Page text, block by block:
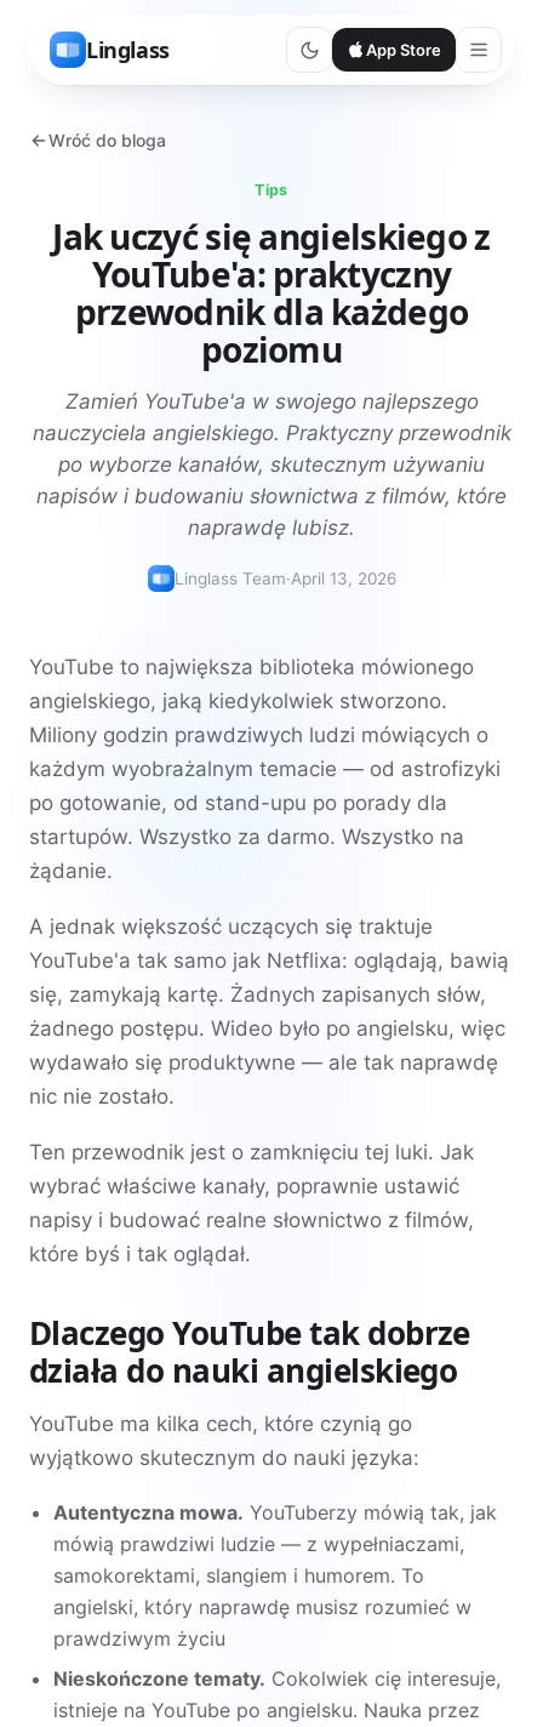
Linglass App Store
Wróć do bloga
Tips
Jak uczyć się angielskiego z
YouTube'a: praktyczny
przewodnik dla każdego
poziomu
Zamień YouTube'a w swojego najlepszego
nauczyciela angielskiego. Praktyczny przewodnik
po wyborze kanałów, skutecznym używaniu
napisów i budowaniu słownictwa z filmów, które
naprawdę lubisz.
Linglass Team·April 13, 2026
YouTube to największa biblioteka mówionego
angielskiego, jaką kiedykolwiek stworzono.
Miliony godzin prawdziwych ludzi mówiących o
każdym wyobrażalnym temacie — od astrofizyki
po gotowanie, od stand-upu po porady dla
startupów. Wszystko za darmo. Wszystko na
żądanie.
A jednak większość uczących się traktuje
YouTube'a tak samo jak Netflixa: oglądają, bawią
się, zamykają kartę. Żadnych zapisanych słów,
żadnego postępu. Wideo było po angielsku, więc
wydawało się produktywne — ale tak naprawdę
nic nie zostało.
Ten przewodnik jest o zamknięciu tej luki. Jak
wybrać właściwe kanały, poprawnie ustawić
napisy i budować realne słownictwo z filmów,
które byś i tak oglądał.
Dlaczego YouTube tak dobrze
działa do nauki angielskiego
YouTube ma kilka cech, które czynią go
wyjątkowo skutecznym do nauki języka:
Autentyczna mowa. YouTuberzy mówią tak, jak
mówią prawdziwi ludzie — z wypełniaczami,
samokorektami, slangiem i humorem. To
angielski, który naprawdę musisz rozumieć w
prawdziwym życiu
Nieskończone tematy. Cokolwiek cię interesuje,
istnieje na YouTube po angielsku. Nauka przez